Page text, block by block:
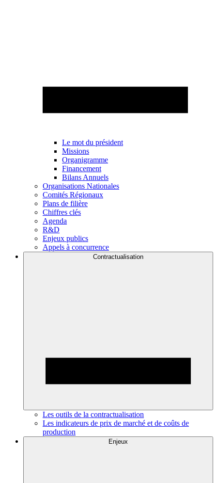
Le mot du président
Missions
Organigramme
Financement
Bilans Annuels
Organisations Nationales
Comités Régionaux
Plans de filière
Chiffres clés
Agenda
R&D
Enjeux publics
Appels à concurrence
Contractualisation
Les outils de la contractualisation
Les indicateurs de prix de marché et de coûts de
production
Enjeux